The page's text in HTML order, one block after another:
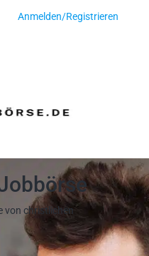
Anmelden/Registrieren
von christlichen